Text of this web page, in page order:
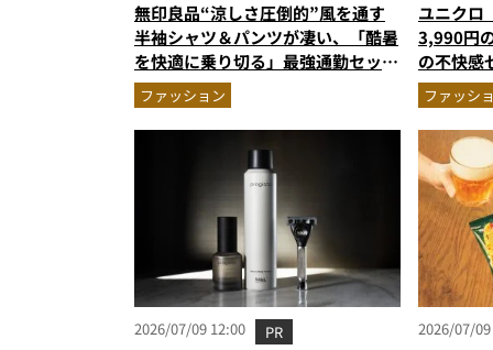
無印良品“涼しさ圧倒的”風を通す
半袖シャツ＆パンツが凄い、「酷暑
を快適に乗り切る」最強通勤セット
アップ…ほか【涼感ウェアの人気記
事ランキングベスト3】（2026年6
月版）
ファッション
ユニクロ
3,990円
の不快感
ップ…ほ
記事ラン
6月版）
ファッシ
2026/07/09 12:00 PR 2026/07/